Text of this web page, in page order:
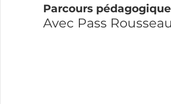
Parcours pédagogique
Avec Pass